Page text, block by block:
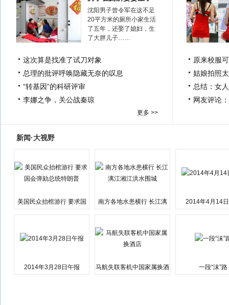
沈阳男子曾令军在这不足
20平方米的厕所小家生活
了五年，还娶了媳妇，生
了大胖儿子……
这次算是找准了试刀对象
总理的批评呼唤隐藏无奈的叹息
“转基因”的科研评审
李娜之争，关公战秦琼
更多 >>
原来校服
姑娘拍照
总结：女
网友评论
新闻·大视野
美国民众抬棺游行 要求国
南方各地水患横行 长江漓
2014年4月14
2014年3月28日午报
马航失联客机中国家属换酒
一段“沫”路